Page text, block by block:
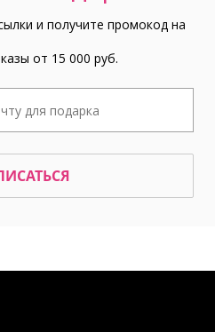
и получите промокод на
от 15 000 руб.